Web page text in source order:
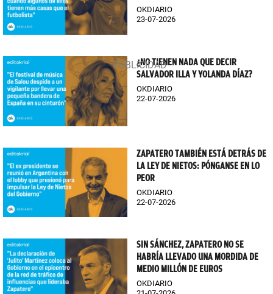
OKDIARIO
23-07-2026
¿NO TIENEN NADA QUE DECIR
SALVADOR ILLA Y YOLANDA DÍAZ?
OKDIARIO
22-07-2026
ZAPATERO TAMBIÉN ESTÁ DETRÁS DE
LA LEY DE NIETOS: PÓNGANSE EN LO
PEOR
OKDIARIO
22-07-2026
SIN SÁNCHEZ, ZAPATERO NO SE
HABRÍA LLEVADO UNA MORDIDA DE
MEDIO MILLÓN DE EUROS
OKDIARIO